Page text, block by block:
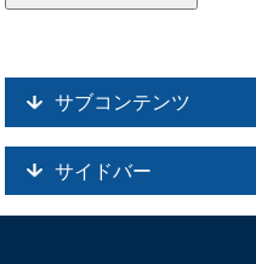
サブコンテンツ
サイドバー